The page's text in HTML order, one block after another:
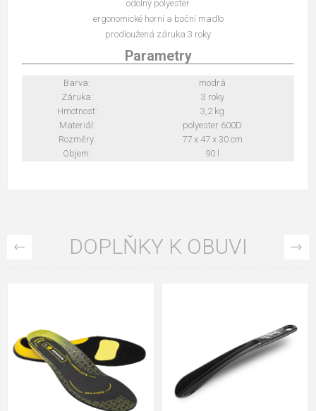
odolný polyester
ergonomické horní a boční madlo
prodloužená záruka 3 roky
Parametry
Barva:
modrá
Záruka:
3 roky
Hmotnost:
3,2 kg
Materiál:
polyester 600D
Rozměry:
77 x 47 x 30 cm
Objem:
90 l
DOPLŇKY K OBUVI